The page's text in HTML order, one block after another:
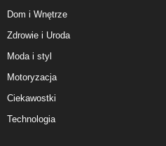
Dom i Wnętrze
Zdrowie i Uroda
Moda i styl
Motoryzacja
Ciekawostki
Technologia